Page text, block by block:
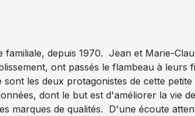
familiale, depuis 1970. Jean et Marie-
ont passés le flambeau à leurs
les deux protagonistes de cette petite
dont le but est d'améliorer la vie de
marques de qualités. D'une écoute